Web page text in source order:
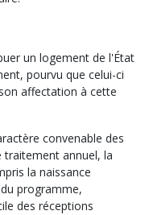
un logement de l'État
pourvu que celui-ci
affectation à cette
convenable des
annuel, la
la naissance
programme,
des réceptions